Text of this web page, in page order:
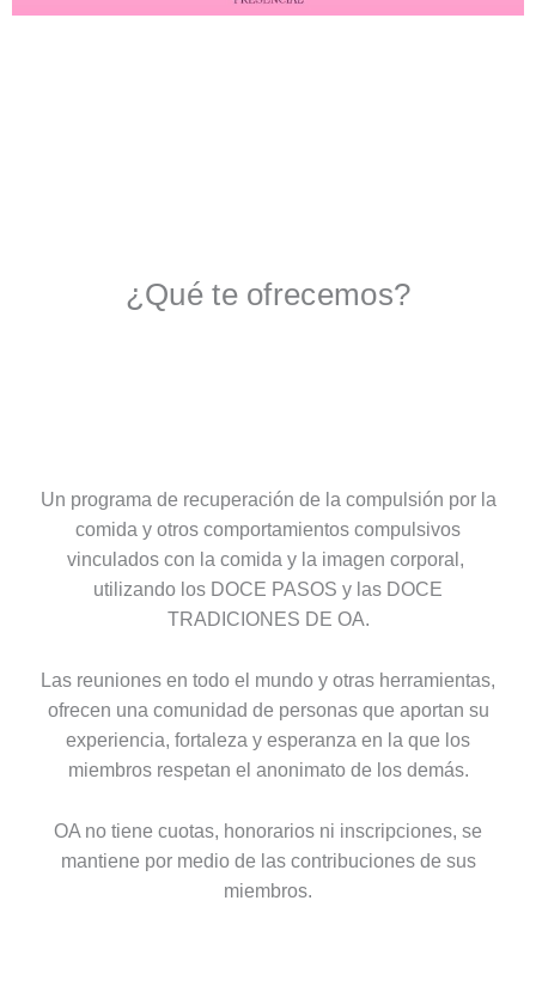
¿Qué te ofrecemos?
Un programa de recuperación de la compulsión por la
comida y otros comportamientos compulsivos
vinculados con la comida y la imagen corporal,
utilizando los DOCE PASOS y las DOCE
TRADICIONES DE OA.
Las reuniones en todo el mundo y otras herramientas,
ofrecen una comunidad de personas que aportan su
experiencia, fortaleza y esperanza en la que los
miembros respetan el anonimato de los demás.
OA no tiene cuotas, honorarios ni inscripciones, se
mantiene por medio de las contribuciones de sus
miembros.